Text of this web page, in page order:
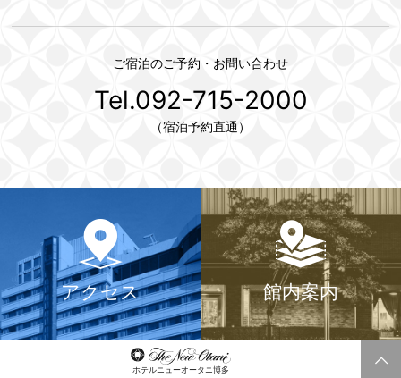
ご宿泊のご予約・お問い合わせ
Tel.092-715-2000
（宿泊予約直通）
アクセス 館内案内
ホテルニューオータニ博多